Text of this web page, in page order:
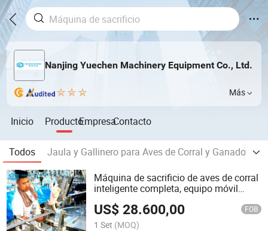
Nanjing Yuechen Machinery Equipment Co., Ltd.
Más
Inicio ProductoEmpresaContacto
Todos Jaula y Gallinero para Aves de Corral y Ganado
Máquina de sacrificio de aves de corral
inteligente completa, equipo móvil
venta
US$28.600,00 FOB
1 Set (MOQ)